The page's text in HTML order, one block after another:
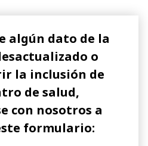
algún dato de la
o
la inclusión de
de salud,
con nosotros a
formulario: